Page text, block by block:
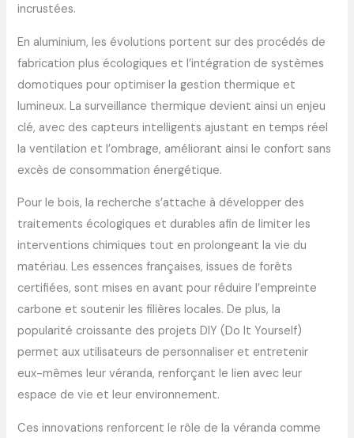
incrustées.
En aluminium, les évolutions portent sur des procédés de
fabrication plus écologiques et l’intégration de systèmes
domotiques pour optimiser la gestion thermique et
lumineux. La surveillance thermique devient ainsi un enjeu
clé, avec des capteurs intelligents ajustant en temps réel
la ventilation et l’ombrage, améliorant ainsi le confort sans
excès de consommation énergétique.
Pour le bois, la recherche s’attache à développer des
traitements écologiques et durables afin de limiter les
interventions chimiques tout en prolongeant la vie du
matériau. Les essences françaises, issues de forêts
certifiées, sont mises en avant pour réduire l’empreinte
carbone et soutenir les filières locales. De plus, la
popularité croissante des projets DIY (Do It Yourself)
permet aux utilisateurs de personnaliser et entretenir
eux-mêmes leur véranda, renforçant le lien avec leur
espace de vie et leur environnement.
Ces innovations renforcent le rôle de la véranda comme